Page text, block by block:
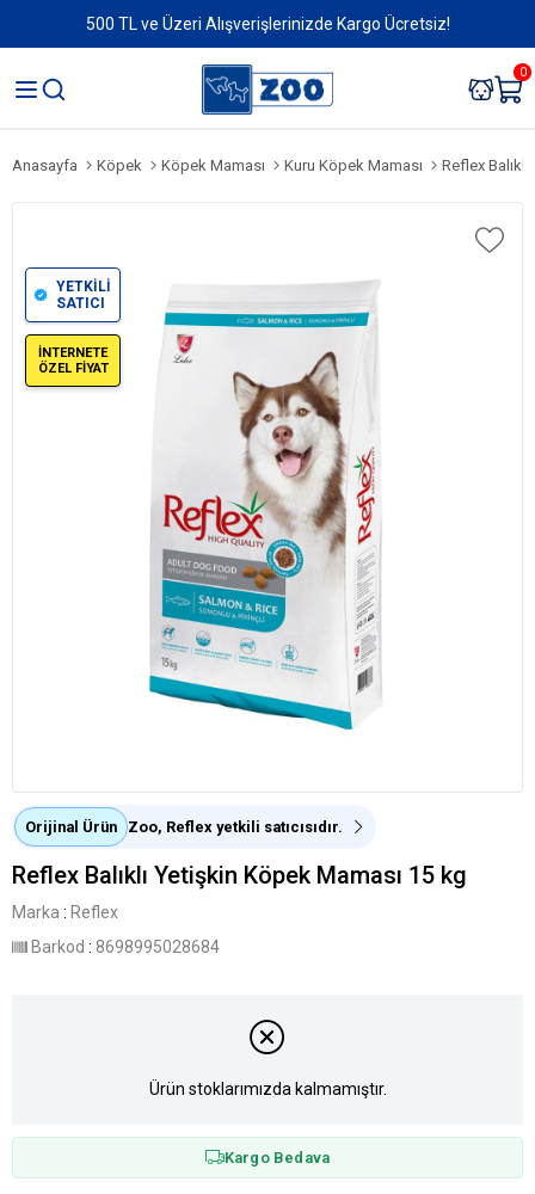
500 TL ve Üzeri Alışverişlerinizde Kargo Ücretsiz!
0
Anasayfa Köpek Köpek Maması Kuru Köpek Maması Reflex
YETKİLİ
SATICI
İNTERNETE
ÖZEL FİYAT
Orijinal Ürün Zoo, Reflex yetkili satıcısıdır.
Reflex Balıklı Yetişkin Köpek Maması 15 kg
Marka : Reflex
Barkod : 8698995028684
Ürün stoklarımızda kalmamıştır.
Kargo Bedava